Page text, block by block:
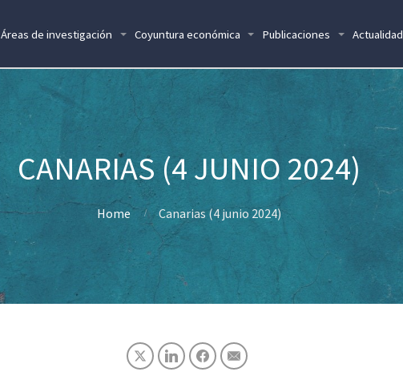
Áreas de investigación Coyuntura económica Publicaciones Actualidad
CANARIAS (4 JUNIO 2024)
Home Canarias (4 junio 2024)